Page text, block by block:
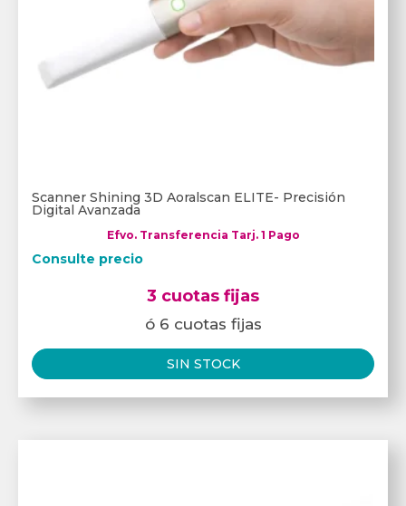
Scanner Shining 3D Aoralscan ELITE- Precisión
Digital Avanzada
Efvo. Transferencia Tarj. 1 Pago
Consulte precio
3 cuotas fijas
ó 6 cuotas fijas
SIN STOCK